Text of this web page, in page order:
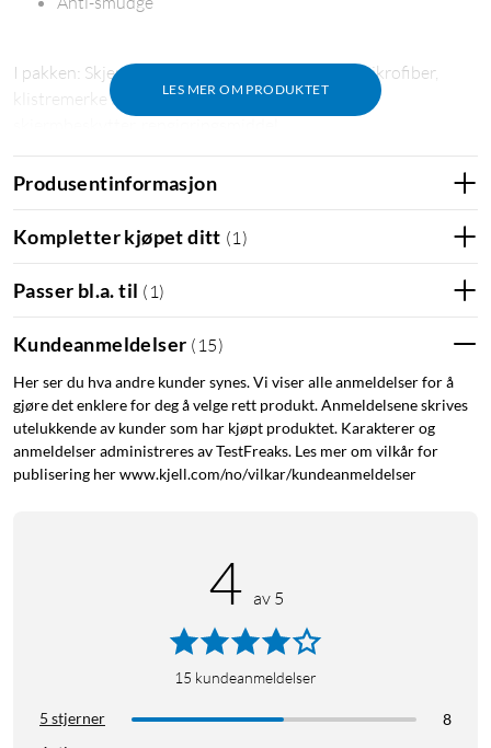
LES MER OM PRODUKTET
I pakken: Skjermbeskytter, rengjøringsklut for mikrofiber,
klistremerke for fjerning av støv, klistremerke for
Skjermbeskytter Displaybeskyttelse
Beskyttelse for skjermen
Produsentinformasjon
Kompletter kjøpet ditt (1 )
Passer bl.a. til ( 1 )
Kundeanmeldelser ( 15)
Her ser du hva andre kunder synes. Vi viser alle anmeldelser for å
gjøre det enklere for deg å velge rett produkt. Anmeldelsene skrives
utelukkende av kunder som har kjøpt produktet. Karakterer og
anmeldelser administreres av TestFreaks. Les mer om vilkår for
publisering her www.kjell.com/no/vilkar/kundeanmeldelser
4 av 5
15 kundeanmeldelser
5 stjerner
8